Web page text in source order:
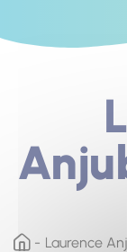
Laurence